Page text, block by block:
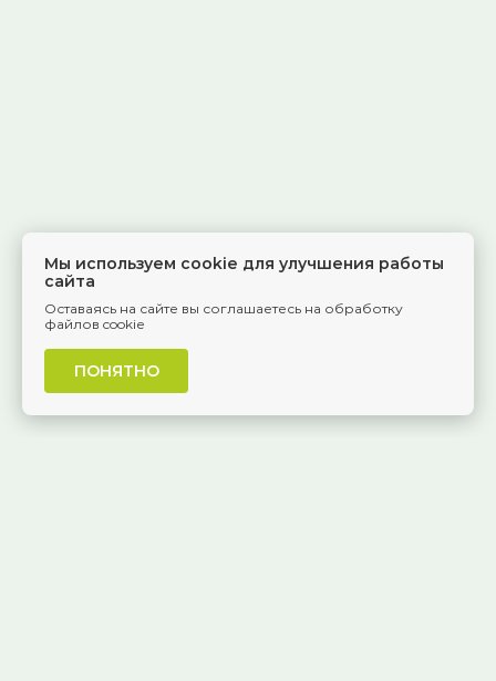
Мы используем cookie для улучшения работы
сайта
Оставаясь на сайте вы соглашаетесь на обработку
файлов cookie
ПОНЯТНО